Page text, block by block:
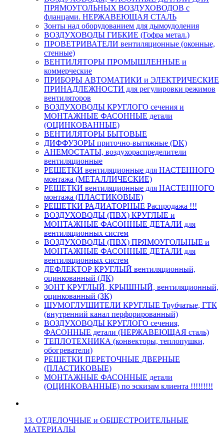
ПРЯМОУГОЛЬНЫХ ВОЗДУХОВОДОВ с
фланцами. НЕРЖАВЕЮЩАЯ СТАЛЬ
Зонты над оборудованием для дымоудоления
ВОЗДУХОВОДЫ ГИБКИЕ (Гофра метал.)
ПРОВЕТРИВАТЕЛИ вентиляционные (оконные,
стенные)
ВЕНТИЛЯТОРЫ ПРОМЫШЛЕННЫЕ и
коммерческие
ПРИБОРЫ АВТОМАТИКИ и ЭЛЕКТРИЧЕСКИЕ
ПРИНАДЛЕЖНОСТИ для регулировки режимов
вентиляторов
ВОЗДУХОВОДЫ КРУГЛОГО сечения и
МОНТАЖНЫЕ ФАСОННЫЕ детали
(ОЦИНКОВАННЫЕ)
ВЕНТИЛЯТОРЫ БЫТОВЫЕ
ДИФФУЗОРЫ приточно-вытяжные (DK)
АНЕМОСТАТЫ, воздухораспределители
вентиляционные
РЕШЕТКИ вентиляционные для НАСТЕННОГО
монтажа (МЕТАЛЛИЧЕСКИЕ)
РЕШЕТКИ вентиляционные для НАСТЕННОГО
монтажа (ПЛАСТИКОВЫЕ)
РЕШЕТКИ РАДИАТОРНЫЕ Распродажа !!!
ВОЗДУХОВОДЫ (ПВХ) КРУГЛЫЕ и
МОНТАЖНЫЕ ФАСОННЫЕ ДЕТАЛИ для
вентиляционных систем
ВОЗДУХОВОДЫ (ПВХ) ПРЯМОУГОЛЬНЫЕ и
МОНТАЖНЫЕ ФАСОННЫЕ ДЕТАЛИ для
вентиляционных систем
ДЕФЛЕКТОР КРУГЛЫЙ вентиляционный,
оцинкованный (ДК)
ЗОНТ КРУГЛЫЙ, КРЫШНЫЙ, вентиляционный,
оцинкованный (ЗК)
ШУМОГЛУШИТЕЛИ КРУГЛЫЕ Трубчатые, ГТК
(внутренний канал перфорированный)
ВОЗДУХОВОДЫ КРУГЛОГО сечения,
ФАСОННЫЕ детали (НЕРЖАВЕЮЩАЯ сталь)
ТЕПЛОТЕХНИКА (конвекторы, теплопушки,
обогреватели)
РЕШЕТКИ ПЕРЕТОЧНЫЕ ДВЕРНЫЕ
(ПЛАСТИКОВЫЕ)
МОНТАЖНЫЕ ФАСОННЫЕ детали
(ОЦИНКОВАННЫЕ) по эскизам клиента !!!!!!!!!
13. ОТДЕЛОЧНЫЕ и ОБЩЕСТРОИТЕЛЬНЫЕ
МАТЕРИАЛЫ